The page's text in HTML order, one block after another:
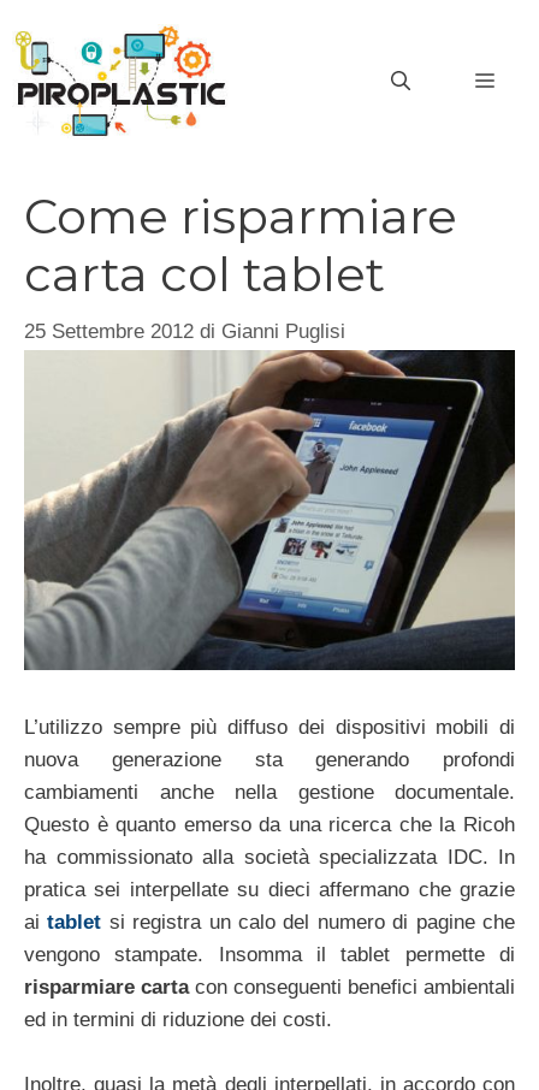
contenuto
Come risparmiare
carta col tablet
25 Settembre 2012 di Gianni Puglisi
L’utilizzo sempre più diffuso dei dispositivi mobili di
nuova generazione sta generando profondi
cambiamenti anche nella gestione documentale.
Questo è quanto emerso da una ricerca che la Ricoh
ha commissionato alla società specializzata IDC. In
pratica sei interpellate su dieci affermano che grazie
aitablet si registra un calo del numero di pagine che
vengono stampate. Insomma il tablet permette di
risparmiare cartacon conseguenti benefici ambientali
ed in termini di riduzione dei costi.
Inoltre, quasi la metà degli interpellati, in accordo con